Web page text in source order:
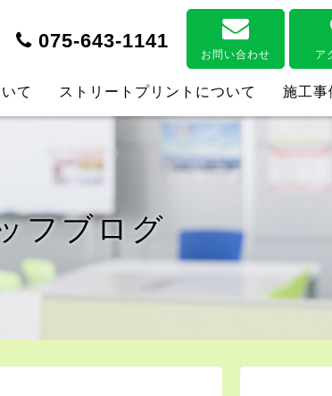
075-643-1141
お問い合わせ ア
て ストリートプリントについて 施工事
フブログ